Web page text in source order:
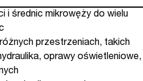
i średnic mikrowęży do wielu
przestrzeniach, takich
oprawy oświetleniowe,